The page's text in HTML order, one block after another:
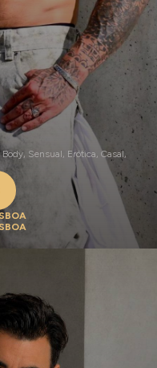
Sensual, Erótica, Casal,